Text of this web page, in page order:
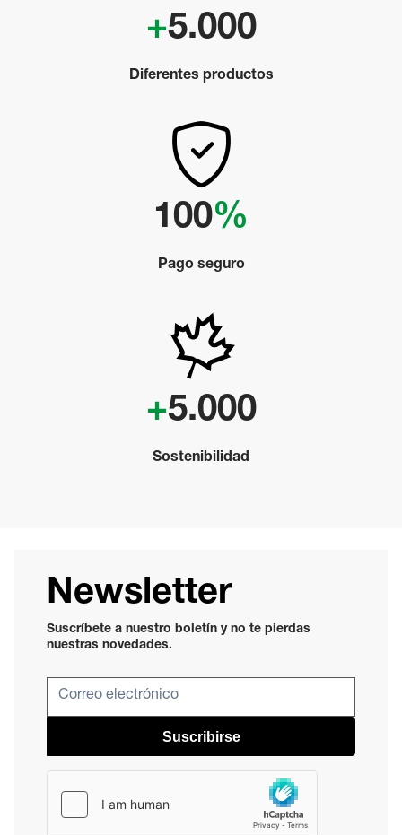
+5.000
Diferentes productos
100%
Pago seguro
+5.000
Sostenibilidad
Newsletter
Suscríbete a nuestro boletín y no te pierdas
nuestras novedades.
Suscribirse